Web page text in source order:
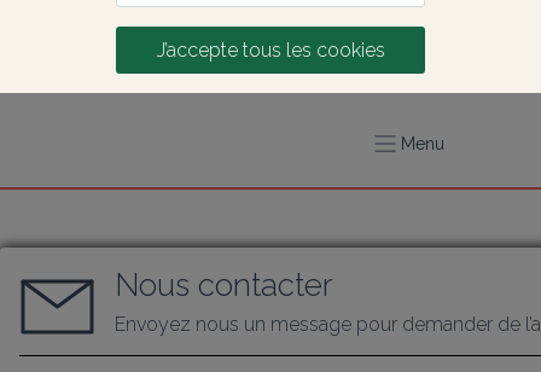
J’accepte tous les cookies
Menu
Nous contacter
Envoyez nous un message pour demander de